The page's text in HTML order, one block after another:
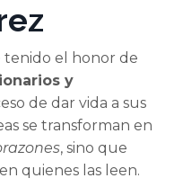
tenido el honor de
y
de dar vida a sus
se transforman en
, sino que
quienes las leen.